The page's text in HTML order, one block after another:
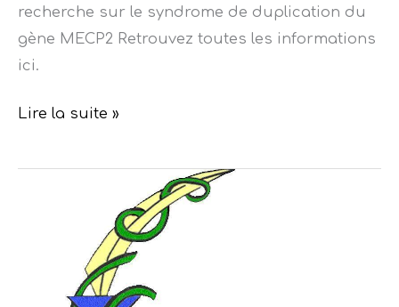
recherche sur le syndrome de duplication du
gène MECP2 Retrouvez toutes les informations
ici.
Lire la suite »